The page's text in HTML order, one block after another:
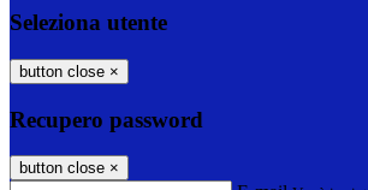
Seleziona utente
button close ×
Recupero password
button close ×